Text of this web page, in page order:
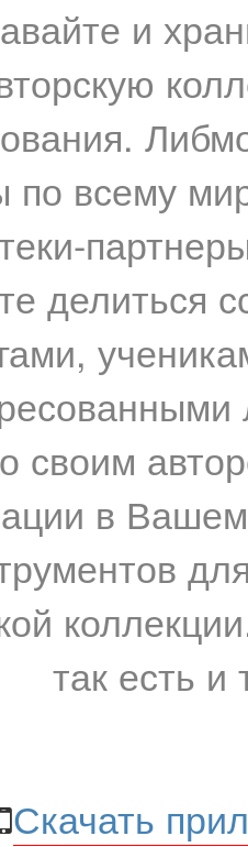
и
по всему
делиться
своим
в
так есть и
Скачать